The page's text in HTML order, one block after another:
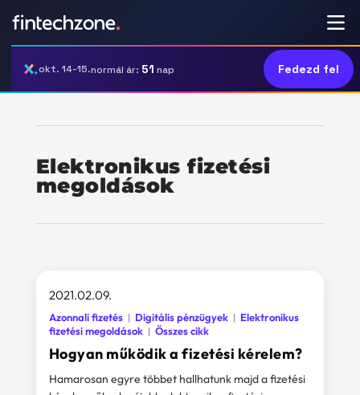
okt. 14-15.normál ár: 51 nap Fedezd fel
Elektronikus fizetési
megoldások
Hogyan működik a fizetési kérelem?
2021.02.09.
Azonnali fizetés Digitális pénzügyek
Elektronikus
fizetési megoldások
Összes cikk
Hamarosan egyre többet hallhatunk majd a fizetési